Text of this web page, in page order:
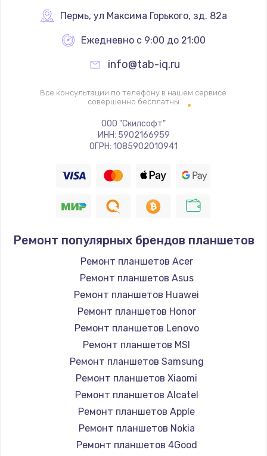
Замена экрана
2885 руб.
Заказать
Восстановление данных
Заказать
Замена SSD
Заказать
Замена аккумулятора
690 руб.
Заказать
Замена клавиатуры
720 руб.
Заказать
Замена шим-контроллера
3900 руб.
Заказать
Пермь, ул Максима Горького, зд. 82а
Ежедневно с 9:00 до 21:00
info@tab-iq.ru
Все консультации по телефону в нашем сервисе
совершенно бесплатны
ООО "Скилсофт"
ИНН: 5902166959
ОГРН: 1085902010941
Ремонт популярных брендов планшетов
Ремонт планшетов Acer
Ремонт планшетов Asus
Ремонт планшетов Huawei
Ремонт планшетов Honor
Ремонт планшетов Lenovo
Ремонт планшетов MSI
Ремонт планшетов Samsung
Ремонт планшетов Xiaomi
Ремонт планшетов Alcatel
Ремонт планшетов Apple
Ремонт планшетов Nokia
Ремонт планшетов 4Good